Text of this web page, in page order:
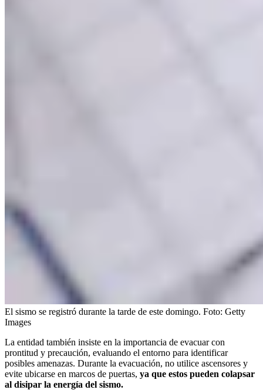
El sismo se registró durante la tarde de este domingo. Foto: Getty
Images
La entidad también insiste en la importancia de evacuar con
prontitud y precaución, evaluando el entorno para identificar
posibles amenazas. Durante la evacuación, no utilice ascensores y
evite ubicarse en marcos de puertas, ya que estos pueden colapsar
al disipar la energía del sismo.